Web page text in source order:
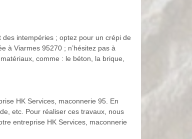
intempéries ; optez pour un crépi de
à Viarmes 95270 ; n’hésitez pas à
comme : le béton, la brique,
HK Services, maconnerie 95. En
etc. Pour réaliser ces travaux, nous
entreprise HK Services, maconnerie